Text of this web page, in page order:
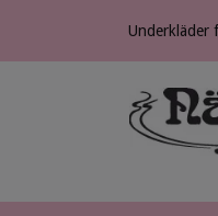
Underkläder